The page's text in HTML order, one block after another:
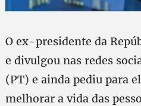
O ex-presidente da
e divulgou nas redes
(PT) e ainda pediu para
melhorar a vida das